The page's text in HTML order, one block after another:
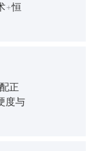
+恒
正
度与